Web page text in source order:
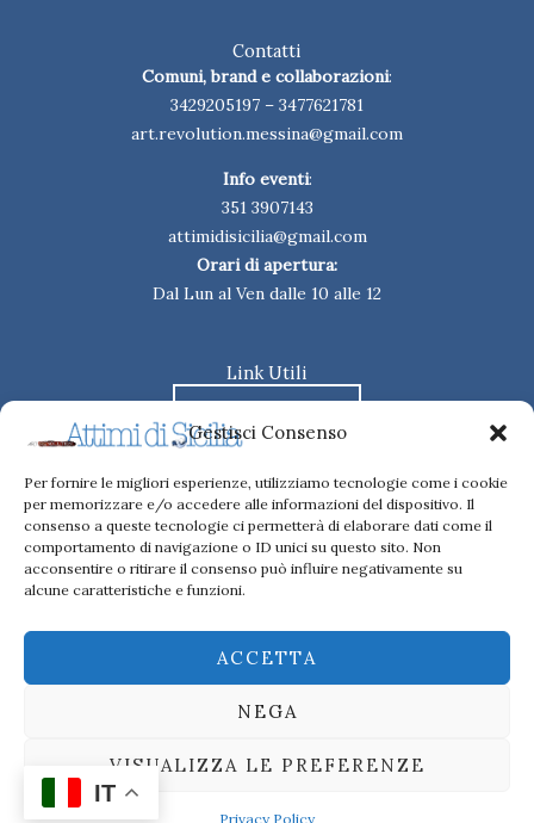
Gestisci Consenso
Per fornire le migliori esperienze, utilizziamo tecnologie come i cookie
per memorizzare e/o accedere alle informazioni del dispositivo. Il
consenso a queste tecnologie ci permetterà di elaborare dati come il
comportamento di navigazione o ID unici su questo sito. Non
acconsentire o ritirare il consenso può influire negativamente su
alcune caratteristiche e funzioni.
ACCETTA
NEGA
VISUALIZZA LE PREFERENZE
Privacy Policy
b
o
o
k
a
g
r
a
m
Contatti
Comuni, brand e collaborazioni:
3429205197 – 3477621781
art.revolution.messina@gmail.com
Info eventi:
351 3907143
attimidisicilia@gmail.com
Orari di apertura:
Dal Lun al Ven dalle 10 alle 12
Link Utili
LIBERATORIA PER L'IMMAGINE
LIBERATORIA PER CESSIONE DEI DIRITTI
ALL'IMMAGINE
Art Revolution | C.F 97117240834 |
IT